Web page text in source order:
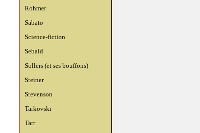
Rohmer
Sabato
Science-fiction
Sebald
Sollers (et ses bouffons)
Steiner
Stevenson
Tarkovski
Tarr